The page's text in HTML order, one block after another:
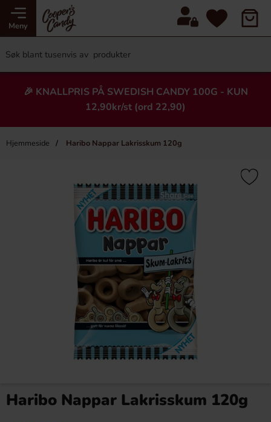
Meny
🎉 KNALLPRIS PÅ SWEDISH CANDY 100G - KUN
12,90kr/st (ord 22,90)
Hjemmeside Haribo Nappar Lakrisskum 120g
Heading
×
Lakris 35g
26.90 kr
141g
Haribo Nappar Lakrisskum 120g